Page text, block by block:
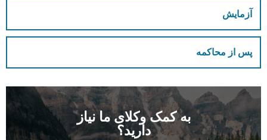
آزمایش
پس از محاکمه
به کمک وکلای ما نیاز
دارید؟